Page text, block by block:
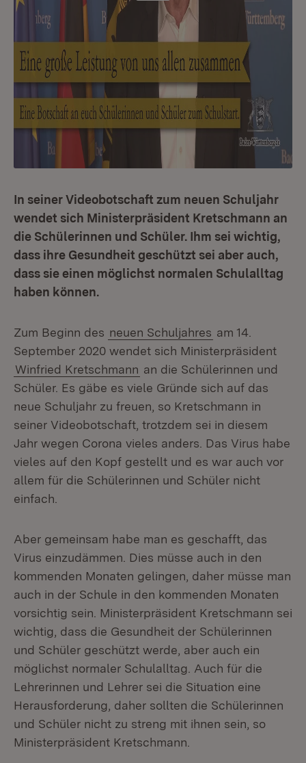
In seiner Videobotschaft zum neuen Schuljahr
wendet sich Ministerpräsident Kretschmann an
die Schülerinnen und Schüler. Ihm sei wichtig,
dass ihre Gesundheit geschützt sei aber auch,
dass sie einen möglichst normalen Schulalltag
haben können.
Zum Beginn des neuen Schuljahres am 14.
September 2020 wendet sich Ministerpräsident
Winfried Kretschmann an die Schülerinnen und
Schüler. Es gäbe es viele Gründe sich auf das
neue Schuljahr zu freuen, so Kretschmann in
seiner Videobotschaft, trotzdem sei in diesem
Jahr wegen Corona vieles anders. Das Virus habe
vieles auf den Kopf gestellt und es war auch vor
allem für die Schülerinnen und Schüler nicht
einfach.
Aber gemeinsam habe man es geschafft, das
Virus einzudämmen. Dies müsse auch in den
kommenden Monaten gelingen, daher müsse man
auch in der Schule in den kommenden Monaten
vorsichtig sein. Ministerpräsident Kretschmann sei
wichtig, dass die Gesundheit der Schülerinnen
und Schüler geschützt werde, aber auch ein
möglichst normaler Schulalltag. Auch für die
Lehrerinnen und Lehrer sei die Situation eine
Herausforderung, daher sollten die Schülerinnen
und Schüler nicht zu streng mit ihnen sein, so
Ministerpräsident Kretschmann.